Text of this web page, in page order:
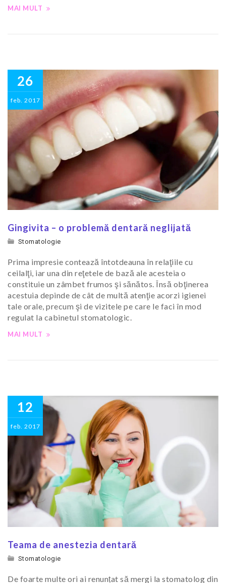
MAI MULT
26
feb. 2017
Gingivita – o problemă dentară neglijată
Stomatologie
Prima impresie contează întotdeauna în relaţiile cu
ceilalţi, iar una din reţetele de bază ale acesteia o
constituie un zâmbet frumos şi sănătos. Însă obţinerea
acestuia depinde de cât de multă atenţie acorzi igienei
tale orale, precum şi de vizitele pe care le faci în mod
regulat la cabinetul stomatologic.
MAI MULT
12
feb. 2017
Teama de anestezia dentară
Stomatologie
De foarte multe ori ai renunțat să mergi la stomatolog din